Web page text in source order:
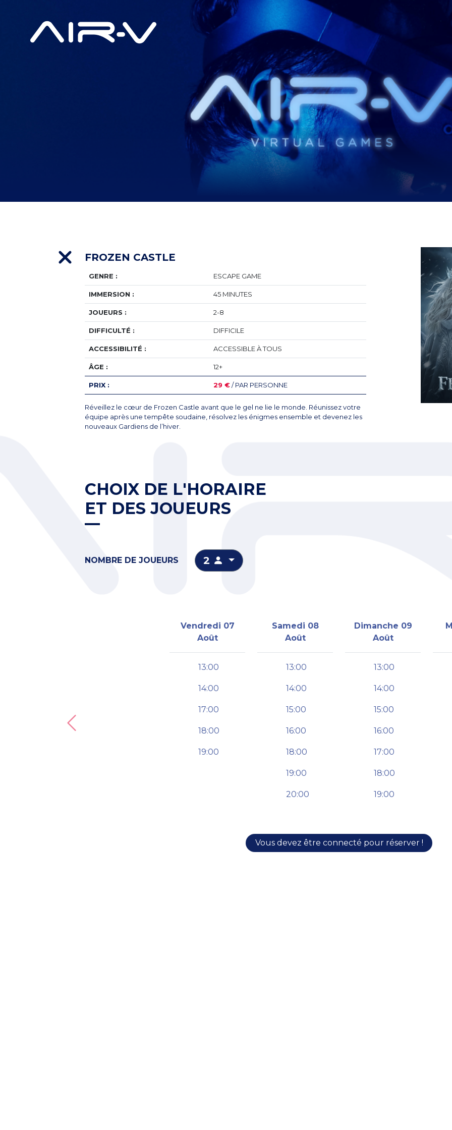
FROZEN CASTLE
GENRE : ESCAPE GAME
IMMERSION : 45 MINUTES
JOUEURS : 2-8
DIFFICULTÉ : DIFFICILE
ACCESSIBILITÉ : ACCESSIBLE À TOUS
ÂGE : 12+
PRIX : 29 €/ PAR PERSONNE
Réveillez le cœur de Frozen Castle avant que le gel ne lie le monde. Réunissez votre
équipe après une tempête soudaine, résolvez les énigmes ensemble et devenez les
nouveaux Gardiens de l’hiver.
CHOIX DE L'HORAIRE
ET DES JOUEURS
NOMBRE DE JOUEURS 2
Vendredi 07
Août
13:00
14:00
17:00
18:00
19:00
Samedi 08
Août
13:00
14:00
15:00
16:00
18:00
19:00
20:00
Dimanche 09
Août
13:00
14:00
15:00
16:00
17:00
18:00
19:00
Previous
Vous devez être connecté pour réserver !